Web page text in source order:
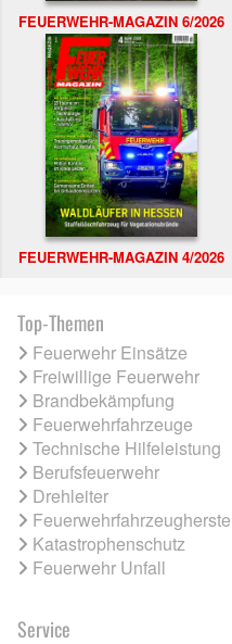
FEUERWEHR-MAGAZIN 6/2026
FEUERWEHR-MAGAZIN 4/2026
Top-Themen
Feuerwehr Einsätze
Freiwillige Feuerwehr
Brandbekämpfung
Feuerwehrfahrzeuge
Technische Hilfeleistung
Berufsfeuerwehr
Drehleiter
Katastrophenschutz
Feuerwehr Unfall
Service